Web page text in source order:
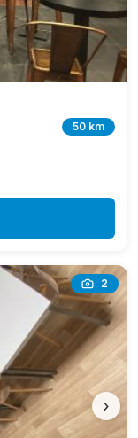
50 km
2
›